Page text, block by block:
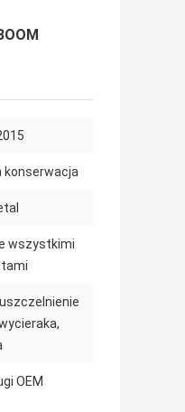
konserwacja
wszystkimi
OEM